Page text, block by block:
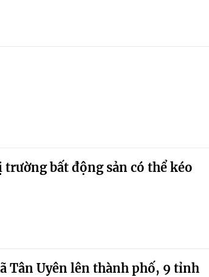
bất động sản có thể kéo
Tân Uyên lên thành phố, 9 tỉnh